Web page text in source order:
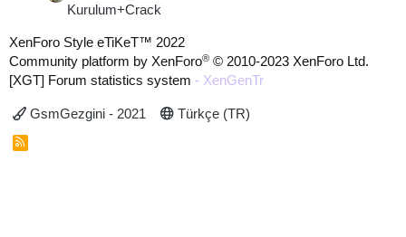
Kurulum+Crack
XenForo Style eTiKeT™ 2022
Community platform by XenForo® © 2010-2023 XenForo Ltd.
[XGT] Forum statistics system - XenGenTr
GsmGezgini - 2021 Türkçe (TR)